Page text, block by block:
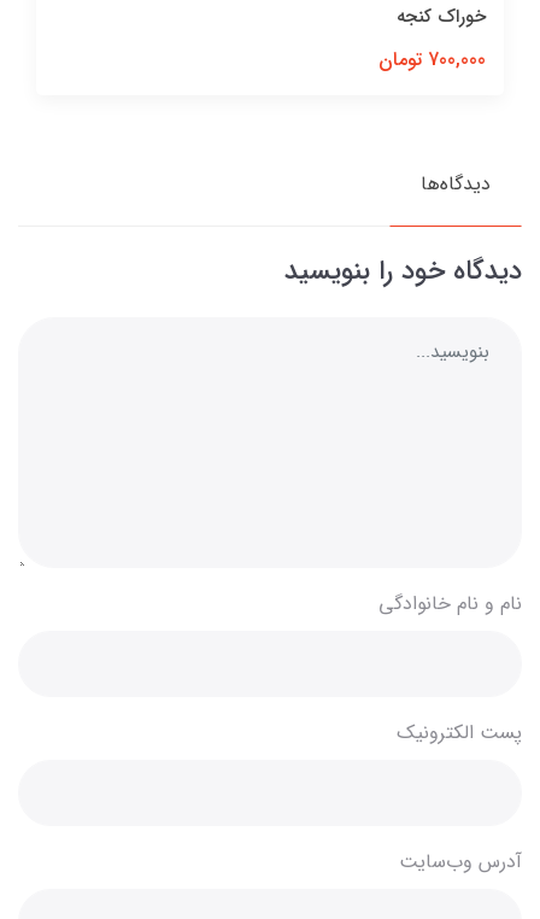
خوراک کنجه
700,000 تومان
دیدگاه‌ها
دیدگاه خود را بنویسید
نام و نام خانوادگی
پست الکترونیک
آدرس وب‌سایت